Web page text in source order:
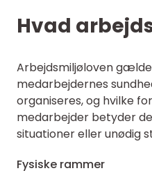
Hvad
Arbejdsmiljøloven
medarbejdernes
organiseres, og hvilke
medarbejder betyder
situationer eller unødig
Fysiske rammer